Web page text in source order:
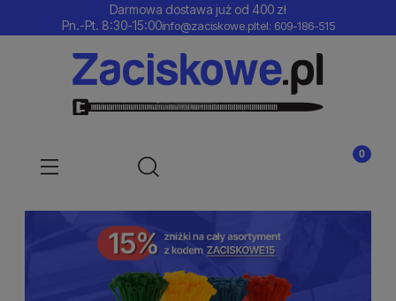
Darmowa dostawa już od 400 zł
Pn.-Pt. 8:30-15:00info@zaciskowe.pltel: 609-186-515